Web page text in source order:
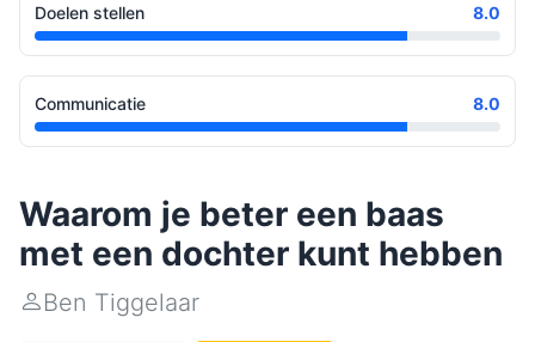
Doelen stellen 8.0
Communicatie 8.0
Waarom je beter een baas
met een dochter kunt hebben
Ben Tiggelaar